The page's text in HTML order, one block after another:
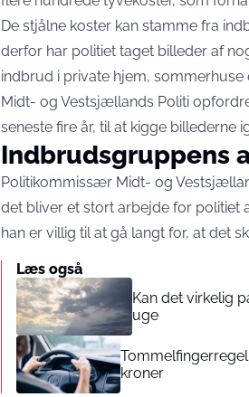
De stjålne koster kan stamme fra
derfor har politiet taget billeder af
indbrud i private hjem, sommerhuse
Midt- og Vestsjællands Politi
seneste fire år, til at kigge billederne
Indbrudsgruppens
Politikommissær Midt- og
det bliver et stort arbejde for politiet
han er villig til at gå langt for, at det
Læs også
Kan det virkelig
uge
kroner